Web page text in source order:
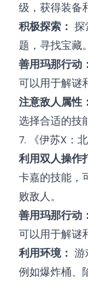
级，获得装备
积极探索： 探
题，寻找宝藏。
善用玛那行动：
可以用于解谜
注意敌人属性：
选择合适的技
7. 《伊苏X：
利用双人操作
卡嘉的技能，
败敌人。
善用玛那行动：
可以用于解谜
利用环境： 游
例如爆炸桶、